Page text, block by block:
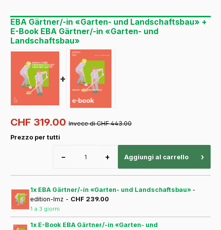
EBA Gärtner/-in «Garten- und Landschaftsbau» +
E-Book EBA Gärtner/-in «Garten- und
Landschaftsbau»
+
CHF 319.00 Invece di CHF 443.00
Prezzo per tutti
− + Aggiungi al carrello ›
1x EBA Gärtner/-in «Garten- und Landschaftsbau» -
edition-lmz - CHF 239.00
1 a 3 giorni
1x E-Book EBA Gärtner/-in «Garten- und